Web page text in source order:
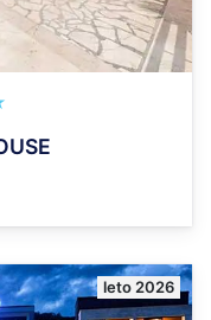
leto 2026